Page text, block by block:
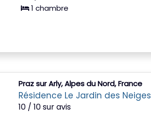
1 chambre
Praz sur Arly, Alpes du Nord, France
Résidence Le Jardin des Neiges
10 / 10 sur avis